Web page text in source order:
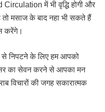
में भी वृद्धि होगी और
मसाज के बाद नहा भी सकते हैं
करेंगे।
निपटने के लिए हम आपको
का सेवन करने से आपका मन
विचारों की जगह सकारात्मक